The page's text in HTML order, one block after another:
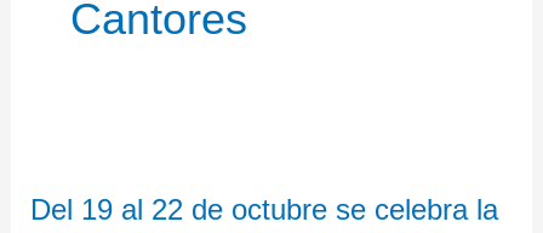
Cantores
Del 19 al 22 de octubre se celebra la
al